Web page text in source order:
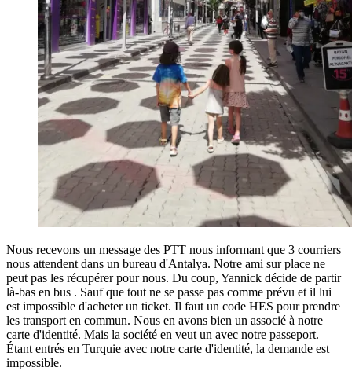
Nous recevons un message des PTT nous informant que 3 courriers
nous attendent dans un bureau d'Antalya. Notre ami sur place ne
peut pas les récupérer pour nous. Du coup, Yannick décide de partir
là-bas en bus . Sauf que tout ne se passe pas comme prévu et il lui
est impossible d'acheter un ticket. Il faut un code HES pour prendre
les transport en commun. Nous en avons bien un associé à notre
carte d'identité. Mais la société en veut un avec notre passeport.
Étant entrés en Turquie avec notre carte d'identité, la demande est
impossible.